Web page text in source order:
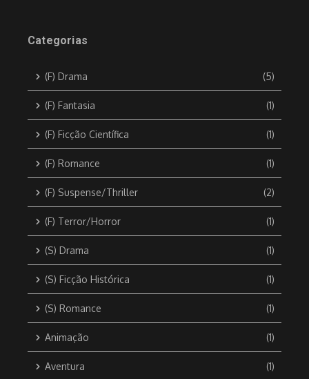
Categorias
(F) Drama (5)
(F) Fantasia (1)
(F) Ficção Científica (1)
(F) Romance (1)
(F) Suspense/Thriller (2)
(F) Terror/Horror (1)
(S) Drama (1)
(S) Ficção Histórica (1)
(S) Romance (1)
Animação (1)
Aventura (1)